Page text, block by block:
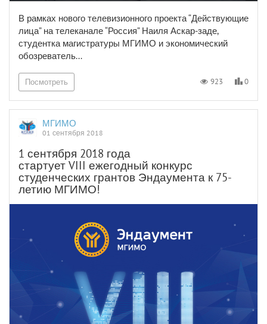
В рамках нового телевизионного проекта “Действующие
лица” на телеканале “Россия” Наиля Аскар-заде,
студентка магистратуры МГИМО и экономический
обозреватель...
Посмотреть 923 0
МГИМО
01 сентября 2018
1 сентября 2018 года
стартует VIII ежегодный конкурс
студенческих грантов Эндаумента к 75-
летию МГИМО!